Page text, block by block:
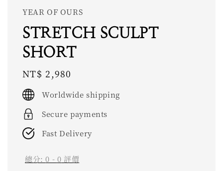
YEAR OF OURS
STRETCH SCULPT
SHORT
Regular
price
NT$ 2,980
Worldwide shipping
Secure payments
Fast Delivery
總分:0 - 0 評價